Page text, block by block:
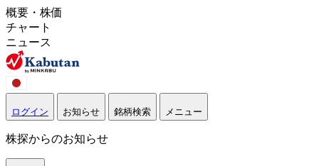
概要・株価
チャート
ニュース
ログイン お知らせ 銘柄検索 メニュー
株探からのお知らせ